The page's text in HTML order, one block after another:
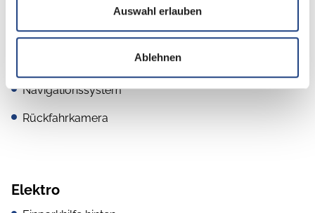
Auswahl erlauben
Ablehnen
Multimedia
Navigationssystem
Rückfahrkamera
Elektro